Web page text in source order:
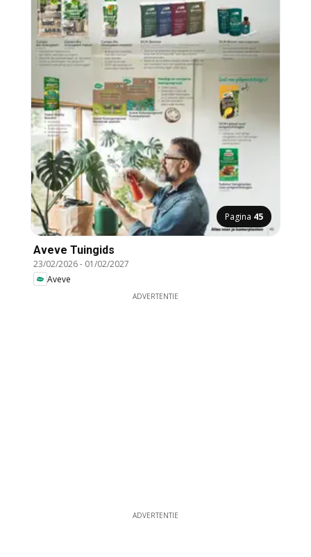
Pagina 45
Aveve Tuingids
23/02/2026- 01/02/2027
Aveve
ADVERTENTIE
ADVERTENTIE